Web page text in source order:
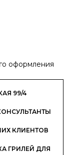
оформления
99/4
КЛИЕНТОВ
ГРИЛЕЙ ДЛЯ